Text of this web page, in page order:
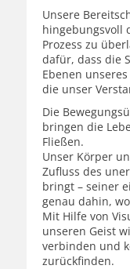
Unsere
hingebungsvoll
Prozess zu
dafür, dass die
Ebenen
die unser
Die
bringen die
Fließen.
Unser Körper
Zufluss des
bringt – seiner
genau dahin,
Mit Hilfe von
unseren Geist
verbinden und
zurückfinden.